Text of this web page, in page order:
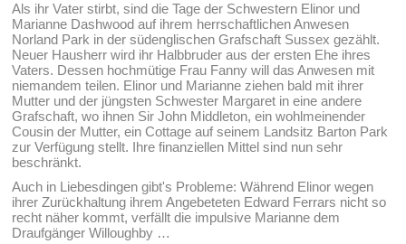
Als ihr Vater stirbt, sind die Tage der Schwestern Elinor und
Marianne Dashwood auf ihrem herrschaftlichen Anwesen
Norland Park in der südenglischen Grafschaft Sussex gezählt.
Neuer Hausherr wird ihr Halbbruder aus der ersten Ehe ihres
Vaters. Dessen hochmütige Frau Fanny will das Anwesen mit
niemandem teilen. Elinor und Marianne ziehen bald mit ihrer
Mutter und der jüngsten Schwester Margaret in eine andere
Grafschaft, wo ihnen Sir John Middleton, ein wohlmeinender
Cousin der Mutter, ein Cottage auf seinem Landsitz Barton Park
zur Verfügung stellt. Ihre finanziellen Mittel sind nun sehr
beschränkt.
Auch in Liebesdingen gibt's Probleme: Während Elinor wegen
ihrer Zurückhaltung ihrem Angebeteten Edward Ferrars nicht so
recht näher kommt, verfällt die impulsive Marianne dem
Draufgänger Willoughby …